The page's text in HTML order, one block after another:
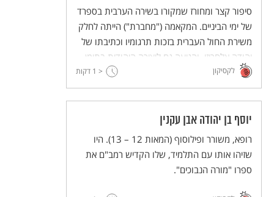
סיפור קצר ומחורז שמקורו בשירה הערבית בספרד
של ימי הביניים. המקאמה ("מחברת") הייתה לחלק
משירת החול העברית בזכות תרגומיו וכתיבתו של
יהודה אלחריזי, והגיעה גם ליצירה היהודית בתימן
וגם ליצירה בימינו.
לקסיקון < 1 דקות
יוסף בן יהודה אבן עקנין
רופא, משורר ופילוסוף (המאות 12 – 13). היו
שזיהו אותו עם התלמיד, שלו הקדיש רמב"ם את
ספרו "מורה הנבוכים".